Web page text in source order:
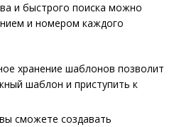
и быстрого поиска можно
и номером каждого
хранение шаблонов позволит
шаблон и приступить к
сможете создавать